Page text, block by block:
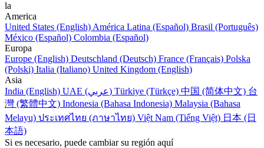
la
America
United States (English) América Latina (Español) Brasil (Português)
México (Español) Colombia (Español)
Europa
Europe (English) Deutschland (Deutsch) France (Français) Polska
(Polski) Italia (Italiano) United Kingdom (English)
Asia
India (English)
UAE (عربي) Türkiye (Türkçe) 中国 (简体中文) 台
灣 (繁體中文) Indonesia (Bahasa Indonesia) Malaysia (Bahasa
Melayu) ประเทศไทย (ภาษาไทย) Việt Nam (Tiếng Việt) 日本 (日
本語)
Si es necesario, puede cambiar su región aquí